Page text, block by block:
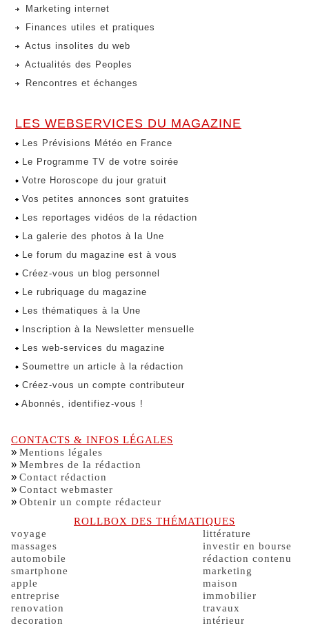
Marketing internet
Finances utiles et pratiques
Actus insolites du web
Actualités des Peoples
Rencontres et échanges
LES WEBSERVICES DU MAGAZINE
Les Prévisions Météo en France
Le Programme TV de votre soirée
Votre Horoscope du jour gratuit
Vos petites annonces sont gratuites
Les reportages vidéos de la rédaction
La galerie des photos à la Une
Le forum du magazine est à vous
Créez-vous un blog personnel
Le rubriquage du magazine
Les thématiques à la Une
Inscription à la Newsletter mensuelle
Les web-services du magazine
Soumettre un article à la rédaction
Créez-vous un compte contributeur
Abonnés, identifiez-vous !
CONTACTS & INFOS LÉGALES
» Mentions légales
» Membres de la rédaction
» Contact rédaction
» Contact webmaster
» Obtenir un compte rédacteur
ROLLBOX DES THÉMATIQUES
voyage
massages
automobile
smartphone
apple
entreprise
renovation
decoration
littérature
investir en bourse
rédaction contenu
marketing
maison
immobilier
travaux
intérieur